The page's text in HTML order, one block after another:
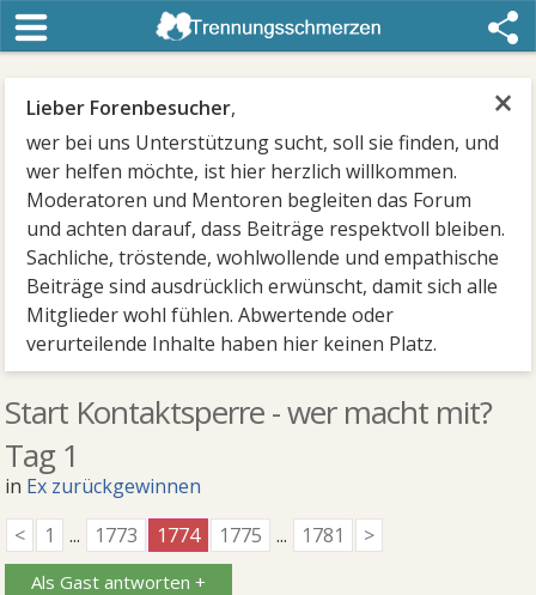
×
Lieber Forenbesucher,
wer bei uns Unterstützung sucht, soll sie finden, und
wer helfen möchte, ist hier herzlich willkommen.
Moderatoren und Mentoren begleiten das Forum
und achten darauf, dass Beiträge respektvoll bleiben.
Sachliche, tröstende, wohlwollende und empathische
Beiträge sind ausdrücklich erwünscht, damit sich alle
Mitglieder wohl fühlen. Abwertende oder
verurteilende Inhalte haben hier keinen Platz.
Start Kontaktsperre - wer macht mit?
Tag 1
in Ex zurückgewinnen
<
1 ... 1773 1774 1775 ... 1781 >
Als Gast antworten +